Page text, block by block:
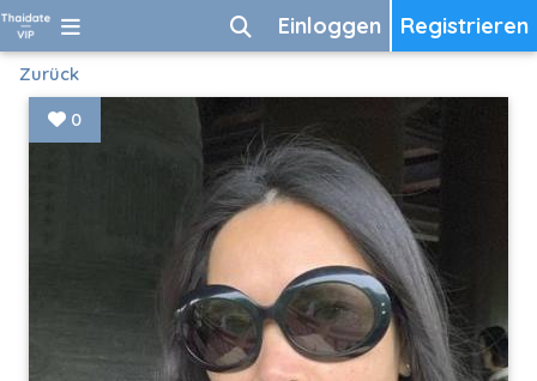
Registrieren
Einloggen
Zurück
0